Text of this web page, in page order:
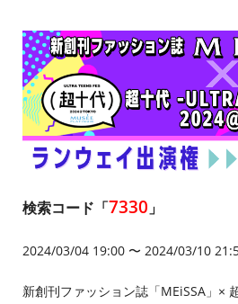
検索コード「7330 」
2024/03/04 19:00 〜 2024/03/10
新創刊ファッション誌「MEiSSA」×